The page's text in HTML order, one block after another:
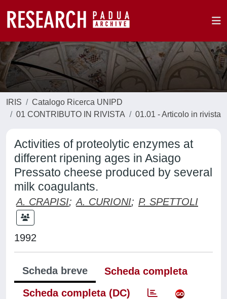
IRIS
Catalogo Ricerca UNIPD
01 CONTRIBUTO IN RIVISTA
01.01 - Articolo in rivista
Activities of proteolytic enzymes at
different ripening ages in Asiago
Pressato cheese produced by several
milk coagulants.
A. CRAPISI; A. CURIONI; P. SPETTOLI
1992
Scheda breve
Scheda completa
Scheda completa (DC)